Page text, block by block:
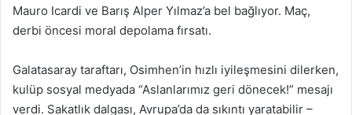
Mauro Icardi ve Barış Alper Yılmaz’a bel bağlıyor. Maç,
derbi öncesi moral depolama fırsatı.
Galatasaray taraftarı, Osimhen’in hızlı iyileşmesini dilerken,
kulüp sosyal medyada “Aslanlarımız geri dönecek!” mesajı
verdi. Sakatlık dalgası, Avrupa’da da sıkıntı yaratabilir –